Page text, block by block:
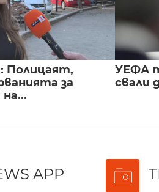
Полицаят,
за
УЕФА
свали
APP